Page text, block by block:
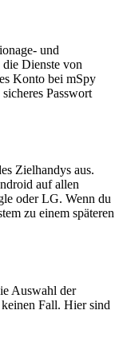
und
Dienste von
Konto bei mSpy
Passwort
Zielhandys aus.
auf allen
oder LG. Wenn du
zu einem späteren
Auswahl der
Fall. Hier sind